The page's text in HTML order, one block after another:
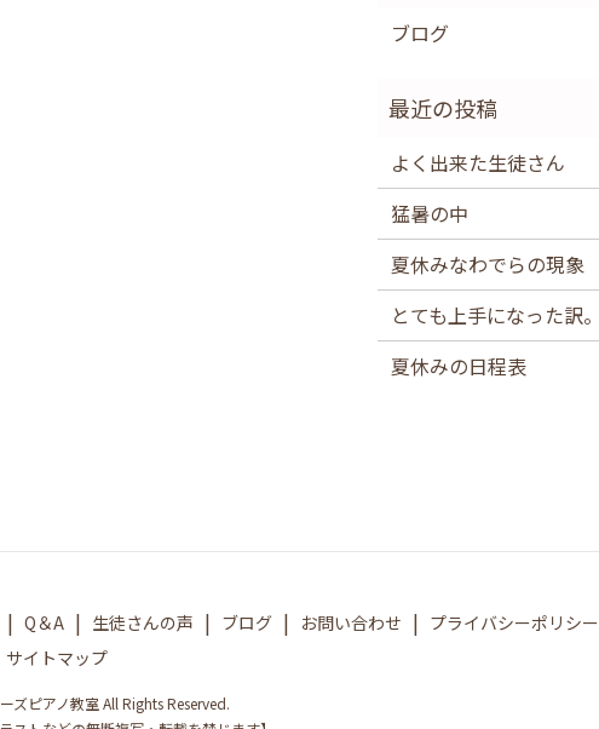
ブログ
よく出来た生徒さん
猛暑の中
夏休みなわでらの現象
とても上手になった訳
夏休みの日程表
Q＆A 生徒さんの声 ブログ お問い合わせ
プライバシーポリシー
サイトマップ
ピアノ教室 All Rights Reserved.